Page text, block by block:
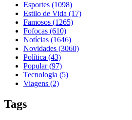
Esportes (1098)
Estilo de Vida (17)
Famosos (1265)
Fofocas (610)
Notícias (1646)
Novidades (3060)
Política (43)
Popular(97)
Tecnologia (5)
Viagens (2)
Tags